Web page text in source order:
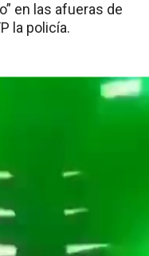
en las afueras de
la policía.